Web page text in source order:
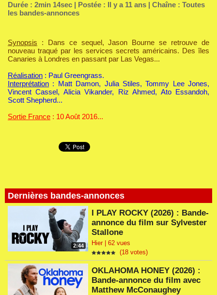
Dernières bandes-annonces
2:44
I PLAY ROCKY (2026) : Bande-
annonce du film sur Sylvester
Stallone
Hier | 62 vues
(18 votes)
OKLAHOMA HONEY (2026) :
Bande-annonce du film avec
Matthew McConaughey
Durée : 2min 14sec | Postée : Il y a 11 ans | Chaîne : Toutes
les bandes-annonces
Synopsis : Dans ce sequel, Jason Bourne se retrouve de
nouveau traqué par les services secrets américains. Des îles
Canaries à Londres en passant par Las Vegas...
Réalisation : Paul Greengrass.
Interprétation : Matt Damon, Julia Stiles, Tommy Lee Jones,
Vincent Cassel, Alicia Vikander, Riz Ahmed, Ato Essandoh,
Scott Shepherd...
Sortie France : 10 Août 2016...